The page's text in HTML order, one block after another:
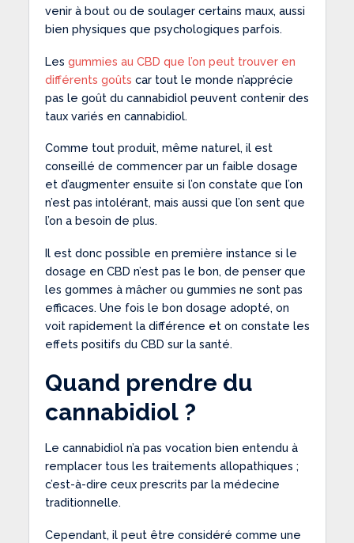
venir à bout ou de soulager certains maux, aussi
bien physiques que psychologiques parfois.
Les gummies au CBD que l’on peut trouver en
différents goûts car tout le monde n’apprécie
pas le goût du cannabidiol peuvent contenir des
taux variés en cannabidiol.
Comme tout produit, même naturel, il est
conseillé de commencer par un faible dosage
et d’augmenter ensuite si l’on constate que l’on
n’est pas intolérant, mais aussi que l’on sent que
l’on a besoin de plus.
Il est donc possible en première instance si le
dosage en CBD n’est pas le bon, de penser que
les gommes à mâcher ou gummies ne sont pas
efficaces. Une fois le bon dosage adopté, on
voit rapidement la différence et on constate les
effets positifs du CBD sur la santé.
Quand prendre du
cannabidiol ?
Le cannabidiol n’a pas vocation bien entendu à
remplacer tous les traitements allopathiques ;
c’est-à-dire ceux prescrits par la médecine
traditionnelle.
Cependant, il peut être considéré comme une